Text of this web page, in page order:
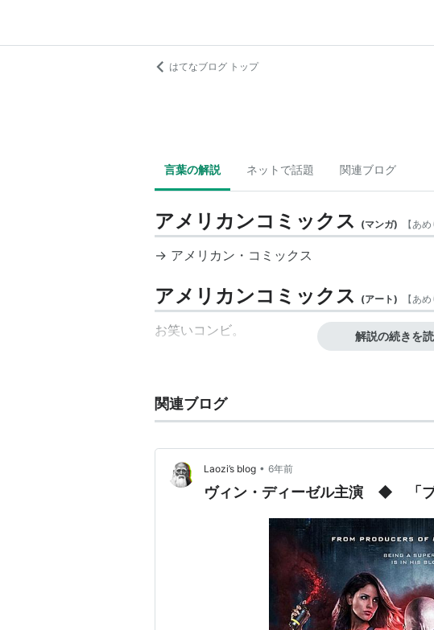
はてなブログ トップ
言葉の解説 ネットで話題 関連ブログ
アメリカンコミックス (マンガ) 【あめ
→ アメリカン・コミックス
アメリカンコミックス (アート) 【あめ
お笑いコンビ。 解説の続きを
関連ブログ
Laozi’s blog • 6年前
ヴィン・ディーゼル主演 ◆ 「ブ